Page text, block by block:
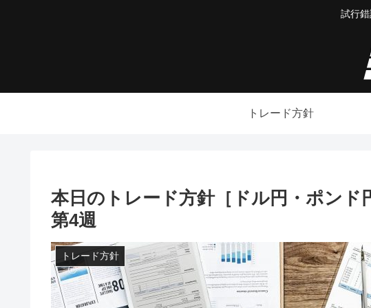
試行
トレード方針
本日のトレード方針［ドル円・ポンド
第4週
トレード方針